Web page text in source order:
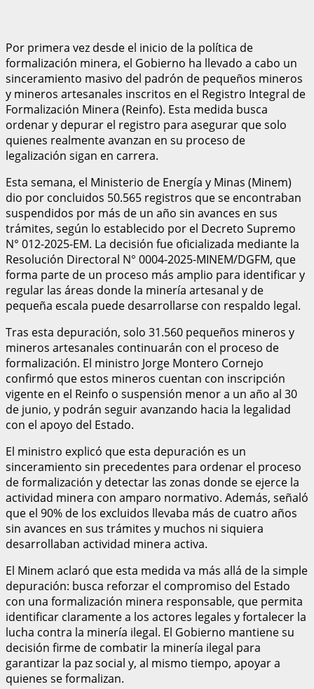
Por primera vez desde el inicio de la política de
formalización minera, el Gobierno ha llevado a cabo un
sinceramiento masivo del padrón de pequeños mineros
y mineros artesanales inscritos en el Registro Integral de
Formalización Minera (Reinfo). Esta medida busca
ordenar y depurar el registro para asegurar que solo
quienes realmente avanzan en su proceso de
legalización sigan en carrera.
Esta semana, el Ministerio de Energía y Minas (Minem)
dio por concluidos 50.565 registros que se encontraban
suspendidos por más de un año sin avances en sus
trámites, según lo establecido por el Decreto Supremo
N° 012-2025-EM. La decisión fue oficializada mediante la
Resolución Directoral N° 0004-2025-MINEM/DGFM, que
forma parte de un proceso más amplio para identificar y
regular las áreas donde la minería artesanal y de
pequeña escala puede desarrollarse con respaldo legal.
Tras esta depuración, solo 31.560 pequeños mineros y
mineros artesanales continuarán con el proceso de
formalización. El ministro Jorge Montero Cornejo
confirmó que estos mineros cuentan con inscripción
vigente en el Reinfo o suspensión menor a un año al 30
de junio, y podrán seguir avanzando hacia la legalidad
con el apoyo del Estado.
El ministro explicó que esta depuración es un
sinceramiento sin precedentes para ordenar el proceso
de formalización y detectar las zonas donde se ejerce la
actividad minera con amparo normativo. Además, señaló
que el 90% de los excluidos llevaba más de cuatro años
sin avances en sus trámites y muchos ni siquiera
desarrollaban actividad minera activa.
El Minem aclaró que esta medida va más allá de la simple
depuración: busca reforzar el compromiso del Estado
con una formalización minera responsable, que permita
identificar claramente a los actores legales y fortalecer la
lucha contra la minería ilegal. El Gobierno mantiene su
decisión firme de combatir la minería ilegal para
garantizar la paz social y, al mismo tiempo, apoyar a
quienes se formalizan.